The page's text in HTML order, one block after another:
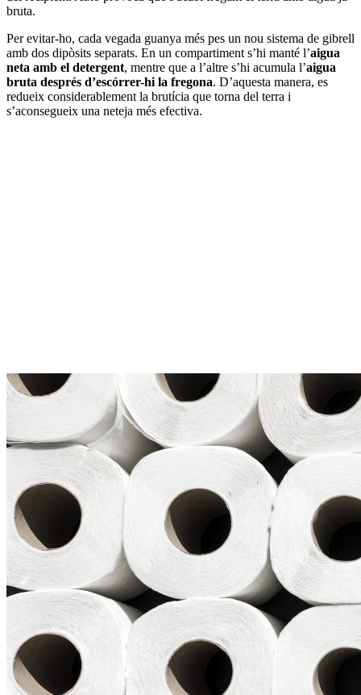
bruta.
Per evitar-ho, cada vegada guanya més pes un nou sistema de gibrell
amb dos dipòsits separats. En un compartiment s’hi manté l’aigua
neta amb el detergent, mentre que a l’altre s’hi acumula l’aigua
bruta després d’escórrer-hi la fregona. D’aquesta manera, es
redueix considerablement la brutícia que torna del terra i
s’aconsegueix una neteja més efectiva.